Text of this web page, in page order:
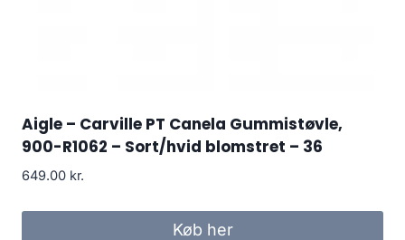
Aigle – Carville PT Canela Gummistøvle,
900-R1062 – Sort/hvid blomstret – 36
649.00 kr.
Køb her